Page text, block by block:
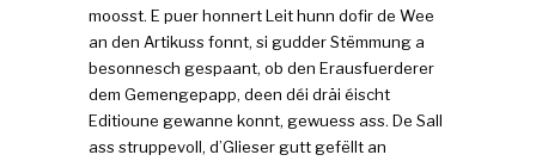
moosst. E puer honnert Leit hunn dofir de Wee
an den Artikuss fonnt, si gudder Stëmmung a
besonnesch gespaant, ob den Erausfuerderer
dem Gemengepapp, deen déi dräi éischt
Editioune gewanne konnt, gewuess ass. De Sall
ass struppevoll, d’Glieser gutt gefëllt an